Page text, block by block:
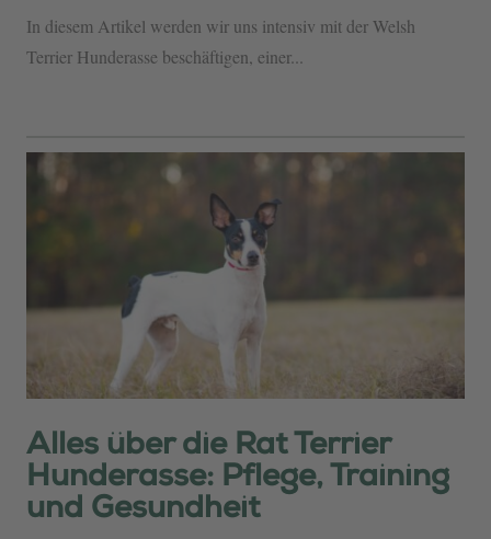
In diesem Artikel werden wir uns intensiv mit der Welsh
Terrier Hunderasse beschäftigen, einer...
Alles über die Rat Terrier
Hunderasse: Pflege, Training
und Gesundheit